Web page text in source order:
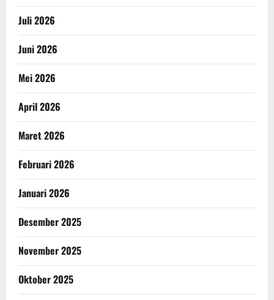
Juli 2026
Juni 2026
Mei 2026
April 2026
Maret 2026
Februari 2026
Januari 2026
Desember 2025
November 2025
Oktober 2025